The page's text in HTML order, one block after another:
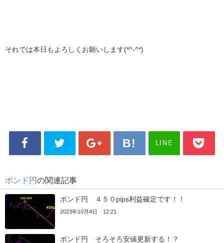
それでは本日もよろしくお願いします(*^-^*)
LINE
ポンド円の関連記事
ポンド円 ４５０pips利益確定です！！
2023年10月4日 12:21
ポンド円 そろそろ安値更新する！？